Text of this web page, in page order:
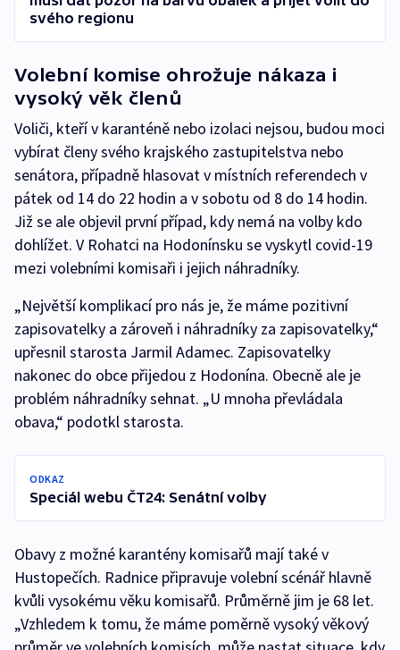
svého regionu
Volební komise ohrožuje nákaza i
vysoký věk členů
Voliči, kteří v karanténě nebo izolaci nejsou, budou moci
vybírat členy svého krajského zastupitelstva nebo
senátora, případně hlasovat v místních referendech v
pátek od 14 do 22 hodin a v sobotu od 8 do 14 hodin.
Již se ale objevil první případ, kdy nemá na volby kdo
dohlížet. V Rohatci na Hodonínsku se vyskytl covid-19
mezi volebními komisaři i jejich náhradníky.
„Největší komplikací pro nás je, že máme pozitivní
zapisovatelky a zároveň i náhradníky za zapisovatelky,“
upřesnil starosta Jarmil Adamec. Zapisovatelky
nakonec do obce přijedou z Hodonína. Obecně ale je
problém náhradníky sehnat. „U mnoha převládala
obava,“ podotkl starosta.
ODKAZ
Speciál webu ČT24: Senátní volby
Obavy z možné karantény komisařů mají také v
Hustopečích. Radnice připravuje volební scénář hlavně
kvůli vysokému věku komisařů. Průměrně jim je 68 let.
„Vzhledem k tomu, že máme poměrně vysoký věkový